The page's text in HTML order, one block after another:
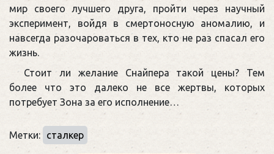
мир своего лучшего друга, пройти через научный
эксперимент, войдя в смертоносную аномалию, и
навсегда разочароваться в тех, кто не раз спасал его
жизнь.
Стоит ли желание Снайпера такой цены? Тем
более что это далеко не все жертвы, которых
потребует Зона за его исполнение…
Метки: сталкер